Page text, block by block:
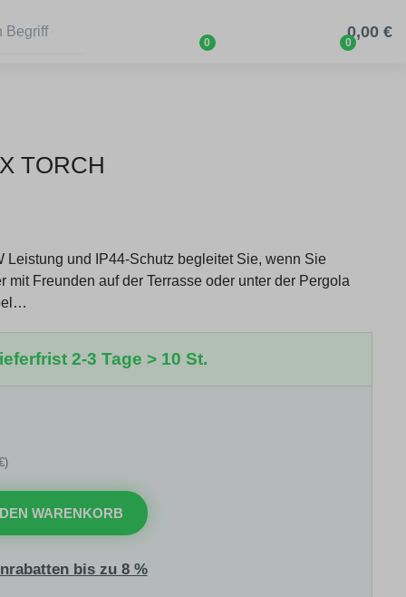
0 0
0,00 €
TORCH
Leistung und IP44-Schutz begleitet Sie, wenn Sie
mit Freunden auf der Terrasse oder unter der Pergola
2-3 Tage > 10 St.
WARENKORB
bis zu 8 %